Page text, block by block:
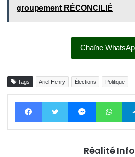
groupement RÉCONCILIÉ
Chaîne
Tags Ariel Henry Élections Politique
FacebookTwitter Messenger
Réalité Info